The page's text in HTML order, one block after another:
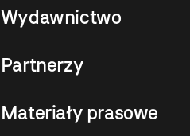
Wydawnictwo
Partnerzy
Materiały prasowe